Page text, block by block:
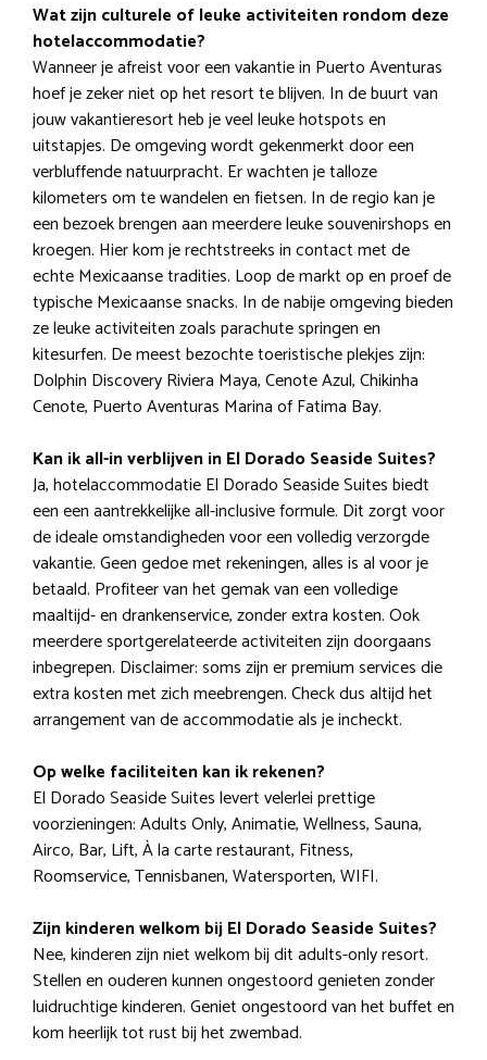
Wat zijn culturele of leuke activiteiten rondom deze
hotelaccommodatie?
Wanneer je afreist voor een vakantie in Puerto Aventuras
hoef je zeker niet op het resort te blijven. In de buurt van
jouw vakantieresort heb je veel leuke hotspots en
uitstapjes. De omgeving wordt gekenmerkt door een
verbluffende natuurpracht. Er wachten je talloze
kilometers om te wandelen en fietsen. In de regio kan je
een bezoek brengen aan meerdere leuke souvenirshops en
kroegen. Hier kom je rechtstreeks in contact met de
echte Mexicaanse tradities. Loop de markt op en proef de
typische Mexicaanse snacks. In de nabije omgeving bieden
ze leuke activiteiten zoals parachute springen en
kitesurfen. De meest bezochte toeristische plekjes zijn:
Dolphin Discovery Riviera Maya, Cenote Azul, Chikinha
Cenote, Puerto Aventuras Marina of Fatima Bay.
Kan ik all-in verblijven in El Dorado Seaside Suites?
Ja, hotelaccommodatie El Dorado Seaside Suites biedt
een een aantrekkelijke all-inclusive formule. Dit zorgt voor
de ideale omstandigheden voor een volledig verzorgde
vakantie. Geen gedoe met rekeningen, alles is al voor je
betaald. Profiteer van het gemak van een volledige
maaltijd- en drankenservice, zonder extra kosten. Ook
meerdere sportgerelateerde activiteiten zijn doorgaans
inbegrepen. Disclaimer: soms zijn er premium services die
extra kosten met zich meebrengen. Check dus altijd het
arrangement van de accommodatie als je incheckt.
Op welke faciliteiten kan ik rekenen?
El Dorado Seaside Suites levert velerlei prettige
voorzieningen: Adults Only, Animatie, Wellness, Sauna,
Airco, Bar, Lift, À la carte restaurant, Fitness,
Roomservice, Tennisbanen, Watersporten, WIFI.
Zijn kinderen welkom bij El Dorado Seaside Suites?
Nee, kinderen zijn niet welkom bij dit adults-only resort.
Stellen en ouderen kunnen ongestoord genieten zonder
luidruchtige kinderen. Geniet ongestoord van het buffet en
kom heerlijk tot rust bij het zwembad.